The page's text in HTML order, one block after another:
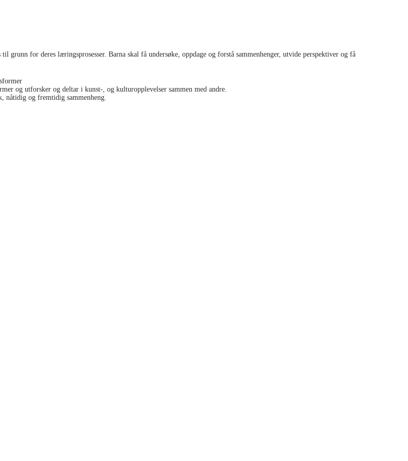
grunn for deres læringsprosesser. Barna skal få undersøke, oppdage og forstå sammenhenger, utvide perspektiver og få
og utforsker og deltar i kunst-, og kulturopplevelser sammen med andre.
nåtidig og fremtidig sammenheng.